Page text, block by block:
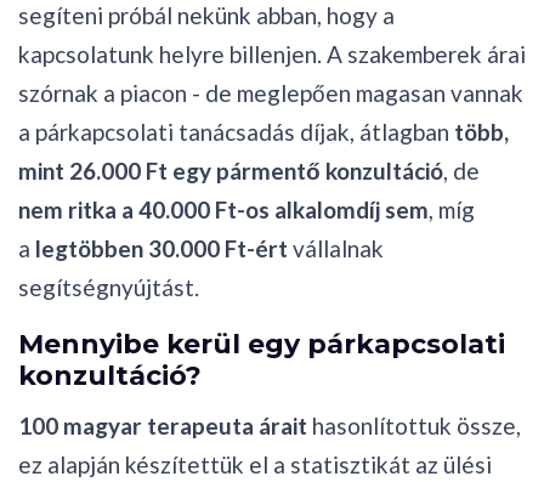
segíteni próbál nekünk abban, hogy a
kapcsolatunk helyre billenjen. A szakemberek árai
szórnak a piacon - de meglepően magasan vannak
a párkapcsolati tanácsadás díjak, átlagban több,
mint 26.000 Ft egy pármentő konzultáció, de
nem ritka a 40.000 Ft-os alkalomdíj sem, míg
a legtöbben 30.000 Ft-ért vállalnak
segítségnyújtást.
Mennyibe kerül egy párkapcsolati
konzultáció?
100 magyar terapeuta árait hasonlítottuk össze,
ez alapján készítettük el a statisztikát az ülési